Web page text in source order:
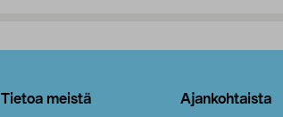
Tietoa meistä Ajankohtaista